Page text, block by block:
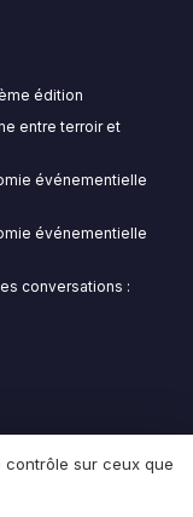
édition
entre terroir et
événementielle
événementielle
conversations :
contrôle sur ceux que